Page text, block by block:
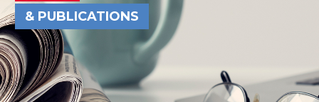
& PUBLICATIONS